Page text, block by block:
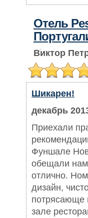
Отель
Виктор
Шикарен!
декабрь
Приехали
Фуншале
обещали
отлично.
дизайн,
потрясающе
зале